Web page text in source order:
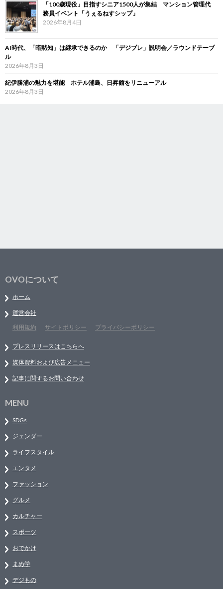
「100歳現役」目指すシニア1500人が集結 マンション管理代
務員イベント「うぇるねすシップ」
2026年8月4日
AI時代、「暗黙知」は継承できるのか 「デジブレ」説明会／ラウンドテーブ
ル
2026年8月3日
紀伊勝浦の魅力を堪能 ホテル浦島、日昇館をリニューアル
2026年8月3日
OVOについて
ホーム
運営会社
利用規約
サイトポリシー プライバシーポリシー
プレスリリースはこちらへ
媒体資料および広告メニュー
記事に関するお問い合わせ
MENU
SDGs
ジェンダー
ライフスタイル
エンタメ
ファッション
グルメ
カルチャー
スポーツ
おでかけ
まめ学
デジもの